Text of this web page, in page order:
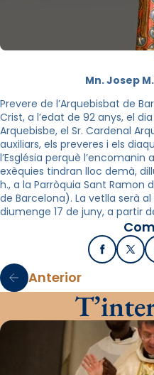
Mn. Josep
Prevere de l’Arquebisbat de
Crist, a l’edat de 92 anys, el
Arquebisbe, el Sr. Cardenal
auxiliars, els preveres i els
l’Església perquè l’encomanin
exèquies tindran lloc demà,
h., a la Parròquia Sant Ramon
de Barcelona). La vetlla serà
diumenge 17 de juny, a partir
Facebook
X /
Anterior